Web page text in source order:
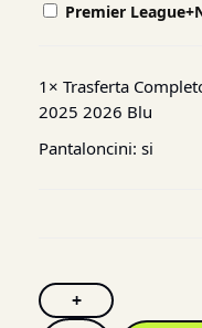
Premier
1× Trasferta
2025 2026 Blu
Pantaloncini: si
+